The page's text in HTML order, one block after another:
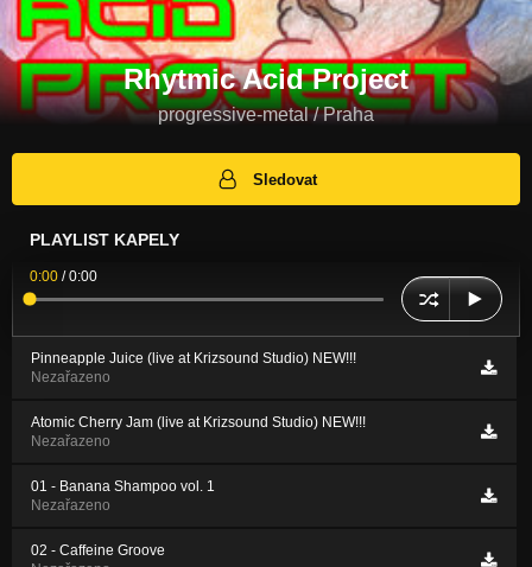
Rhytmic Acid Project
progressive-metal / Praha
Sledovat
PLAYLIST KAPELY
0:00 /0:00
Pinneapple Juice (live at Krizsound Studio) NEW!!!
Nezařazeno
Atomic Cherry Jam (live at Krizsound Studio) NEW!!!
Nezařazeno
01 - Banana Shampoo vol. 1
Nezařazeno
02 - Caffeine Groove